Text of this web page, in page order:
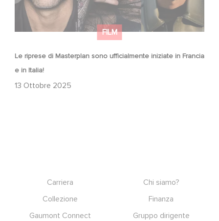
FILM
Le riprese di Masterplan sono ufficialmente iniziate in Francia
e in Italia!
13 Ottobre 2025
Carriera
Chi siamo?
Collezione
Finanza
Gaumont Connect
Gruppo dirigente